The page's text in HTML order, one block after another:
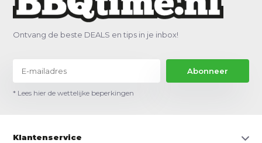
Ontvang de beste DEALS en tips in je inbox!
Abonneer
* Lees hier de wettelijke beperkingen
Klantenservice